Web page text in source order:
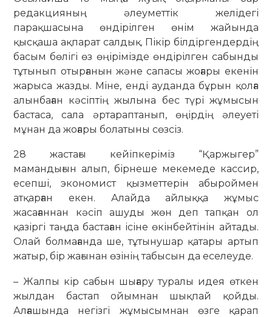
редакцияның әлеуметтік желідегі
парақшасына өндірілген өнім жайында
қысқаша ақпарат салдық. Пікір білдіргендердің
басым бөлігі өз өңірімізде өндірілген сабынды
тұтынып отырғанын және сапасы жоғары екенін
жарыса жазды. Міне, енді ауданда бұрын қолға
алынбаған кәсіптің жылына бес түрі жұмысын
бастаса, сала әртараптанып, өңірдің әлеуеті
мұнан да жоғары болатыны сөзсіз.
28 жастағы кейіпкеріміз “Қаржыгер”
мамандығын алып, бірнеше мекемеде кассир,
есепші, экономист қызметтерін абыроймен
атқарған екен. Алайда айлыққа жұмыс
жасағаннан кәсіп ашуды жөн деп тапқан ол
қазіргі таңда бастаған ісіне өкінбейтінін айтады.
Олай болмағанда ше, тұтынушар қатары артып
жатыр, бір жағынан өзінің табысын да еселеуде.
– Жалпы кір сабын шығару туралы идея өткен
жылдан бастап ойымнан шықпай қойды.
Алғашында негізгі жұмысымнан өзге қарап